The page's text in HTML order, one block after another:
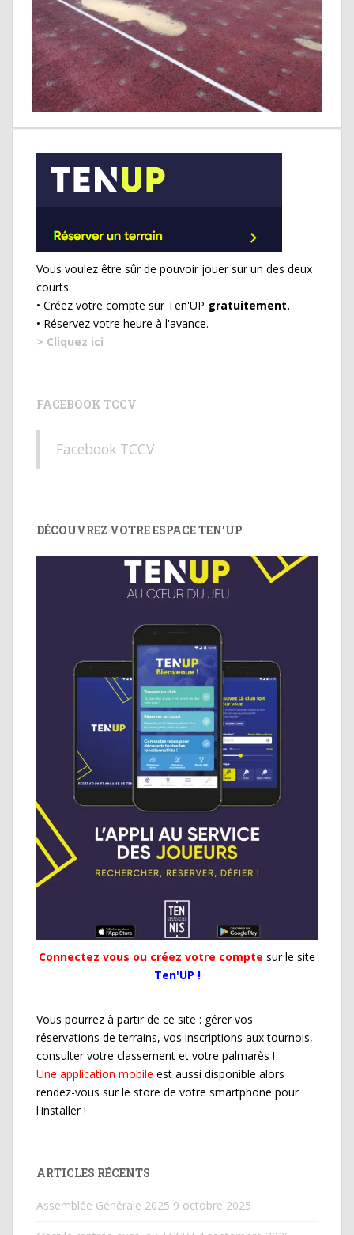
Vous voulez être sûr de pouvoir jouer sur un des deux
courts.
• Créez votre compte sur Ten'UP gratuitement.
• Réservez votre heure à l'avance.
> Cliquez ici
FACEBOOK TCCV
Facebook TCCV
DÉCOUVREZ VOTRE ESPACE TEN’UP
Connectez vous ou créez votre compte sur le site
Ten'UP !
Vous pourrez à partir de ce site : gérer vos
réservations de terrains, vos inscriptions aux tournois,
consulter votre classement et votre palmarès !
Une application mobile est aussi disponible alors
rendez-vous sur le store de votre smartphone pour
l'installer !
ARTICLES RÉCENTS
Assemblée Générale 2025 9 octobre 2025